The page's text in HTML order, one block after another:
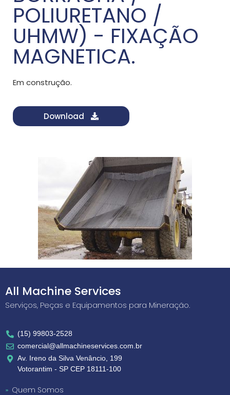
POLIURETANO /
UHMW) - FIXAÇÃO
MAGNETICA.
Em construção.
Download
All Machine Services
Serviços, Peças e Equipamentos para Mineração.
(15) 99803-2528
comercial@allmachineservices.com.br
Av. Ireno da Silva Venâncio, 199
Votorantim - SP CEP 18111-100
Quem Somos